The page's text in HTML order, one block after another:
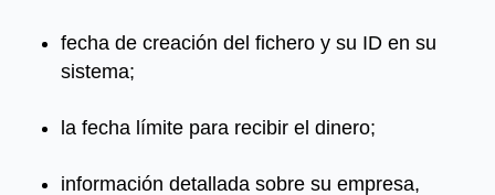
fecha de creación del fichero y su ID en su
sistema;
la fecha límite para recibir el dinero;
información detallada sobre su empresa,